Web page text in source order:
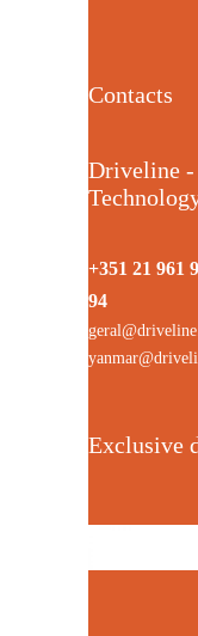
Contacts
Driveline -
+351 21 961
94
Exclusive